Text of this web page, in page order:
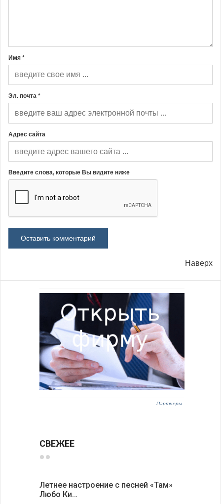
Имя *
Эл. почта *
Адрес сайта
Введите слова, которые Вы видите ниже
Наверх
Партнёры
СВЕЖЕЕ
Летнее настроение с песней «Там»
Любо Ки…